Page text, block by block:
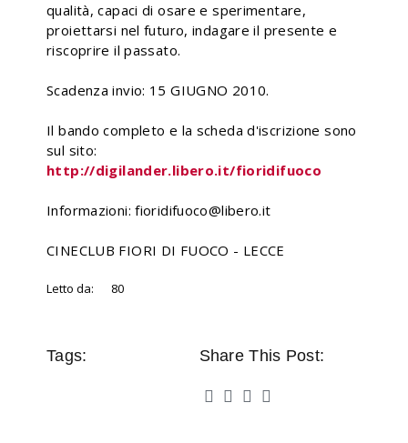
qualità, capaci di osare e sperimentare,
proiettarsi nel futuro, indagare il presente e
riscoprire il passato.
Scadenza invio: 15 GIUGNO 2010.
Il bando completo e la scheda d'iscrizione sono
sul sito:
http://digilander.libero.it/fioridifuoco
Informazioni: fioridifuoco@libero.it
CINECLUB FIORI DI FUOCO - LECCE
Letto da: 80
Tags: Share This Post: